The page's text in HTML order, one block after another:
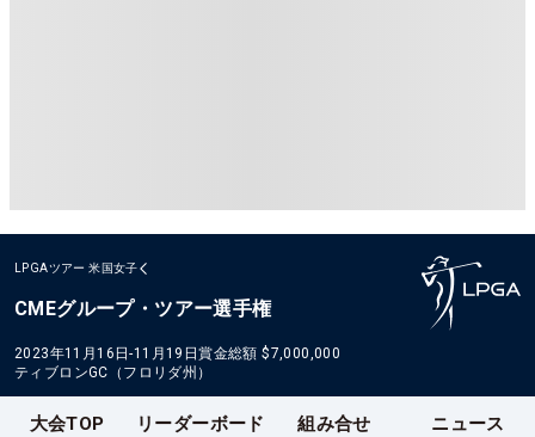
LPGAツアー 米国女子
CMEグループ・ツアー選手権
2023年11月16日-11月19日賞金総額 $7,000,000
ティブロンGC（フロリダ州）
大会TOP リーダーボード 組み合せ ニュース